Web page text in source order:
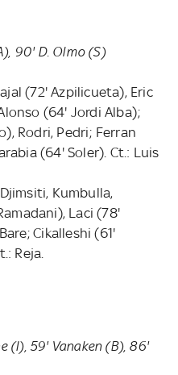
90' D. Olmo (S)
(72' Azpilicueta), Eric
(64' Jordi Alba);
Rodri, Pedri; Ferran
(64' Soler). Ct.: Luis
Kumbulla,
Laci (78'
Cikalleshi (61'
Reja.
(I), 59' Vanaken (B), 86'